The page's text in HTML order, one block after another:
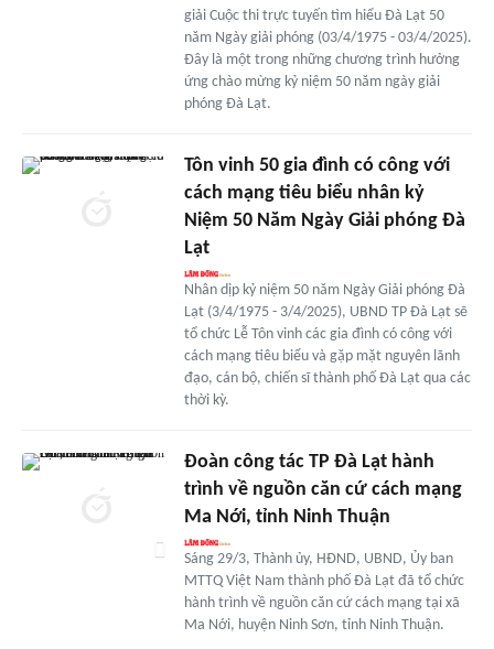
giải Cuộc thi trực tuyến tìm hiểu Đà Lạt 50
năm Ngày giải phóng (03/4/1975 - 03/4/2025).
Đây là một trong những chương trình hưởng
ứng chào mừng kỷ niệm 50 năm ngày giải
phóng Đà Lạt.
Tôn vinh 50 gia đình có công với
cách mạng tiêu biểu nhân kỷ
Niệm 50 Năm Ngày Giải phóng Đà
Lạt
Nhân dịp kỷ niệm 50 năm Ngày Giải phóng Đà
Lạt (3/4/1975 - 3/4/2025), UBND TP Đà Lạt sẽ
tổ chức Lễ Tôn vinh các gia đình có công với
cách mạng tiêu biểu và gặp mặt nguyên lãnh
đạo, cán bộ, chiến sĩ thành phố Đà Lạt qua các
thời kỳ.
Đoàn công tác TP Đà Lạt hành
trình về nguồn căn cứ cách mạng
Ma Nới, tỉnh Ninh Thuận
Sáng 29/3, Thành ủy, HĐND, UBND, Ủy ban
MTTQ Việt Nam thành phố Đà Lạt đã tổ chức
hành trình về nguồn căn cứ cách mạng tại xã
Ma Nới, huyện Ninh Sơn, tỉnh Ninh Thuận.